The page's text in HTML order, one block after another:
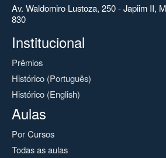
Av. Waldomiro Lustoza, 250 - Japiim II,
830
Institucional
Prêmios
Histórico (Português)
Histórico (English)
Aulas
Por Cursos
Todas as aulas